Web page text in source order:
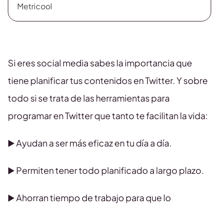
Metricool
Si eres social media sabes la importancia que
tiene planificar tus contenidos en Twitter. Y sobre
todo si se trata de las herramientas para
programar en Twitter que tanto te facilitan la vida:
▶️ Ayudan a ser más eficaz en tu día a día.
▶️ Permiten tener todo planificado a largo plazo.
▶️ Ahorran tiempo de trabajo para que lo